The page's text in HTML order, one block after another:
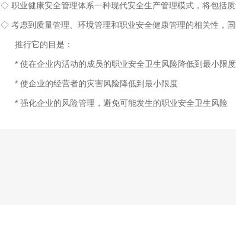
◇ 职业健康安全管理体系一种现代安全生产管理模式，将包括
◇ 考虑到质量管理、环境管理和职业安全健康管理的相关性，
推行它的目是：
* 使在企业内活动的成员的职业安全卫生风险降低到最小限度
* 使企业的经营者的灾害风险降低到最小限度
* 强化企业的风险管理，避免可能发生的职业安全卫生风险